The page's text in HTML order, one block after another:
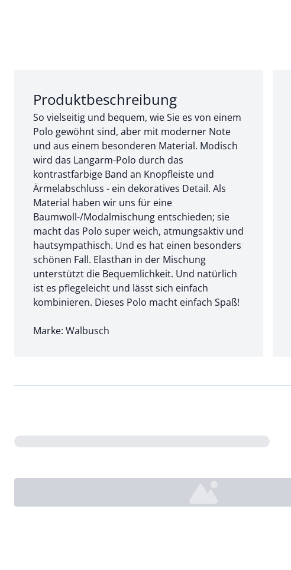
Abschnitt 1 von 3:
Produktbeschreibung
So vielseitig und bequem, wie Sie es von einem
Polo gewöhnt sind, aber mit moderner Note
und aus einem besonderen Material. Modisch
wird das Langarm-Polo durch das
kontrastfarbige Band an Knopfleiste und
Ärmelabschluss - ein dekoratives Detail. Als
Material haben wir uns für eine
Baumwoll-/Modalmischung entschieden; sie
macht das Polo super weich, atmungsaktiv und
hautsympathisch. Und es hat einen besonders
schönen Fall. Elasthan in der Mischung
unterstützt die Bequemlichkeit. Und natürlich
ist es pflegeleicht und lässt sich einfach
kombinieren. Dieses Polo macht einfach Spaß!
Marke: Walbusch